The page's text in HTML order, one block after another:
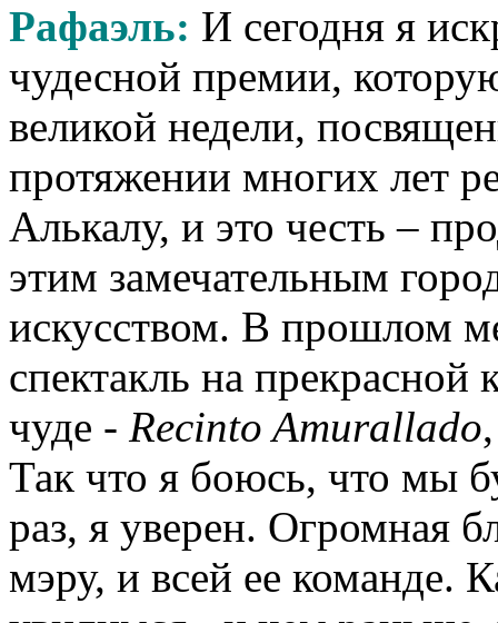
Рафаэль: И сегодня я
чудесной премии,
великой недели,
протяжении многих лет
Алькалу, и это честь –
этим замечательным
искусством. В прошлом
спектакль на
чуде - Recinto Amurallado
Так что я боюсь, что мы
раз, я уверен. Огромная
мэру, и всей ее команде.